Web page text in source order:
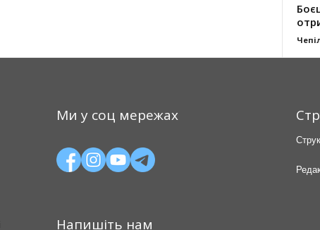
Ми у соц мережах
Напишіть нам